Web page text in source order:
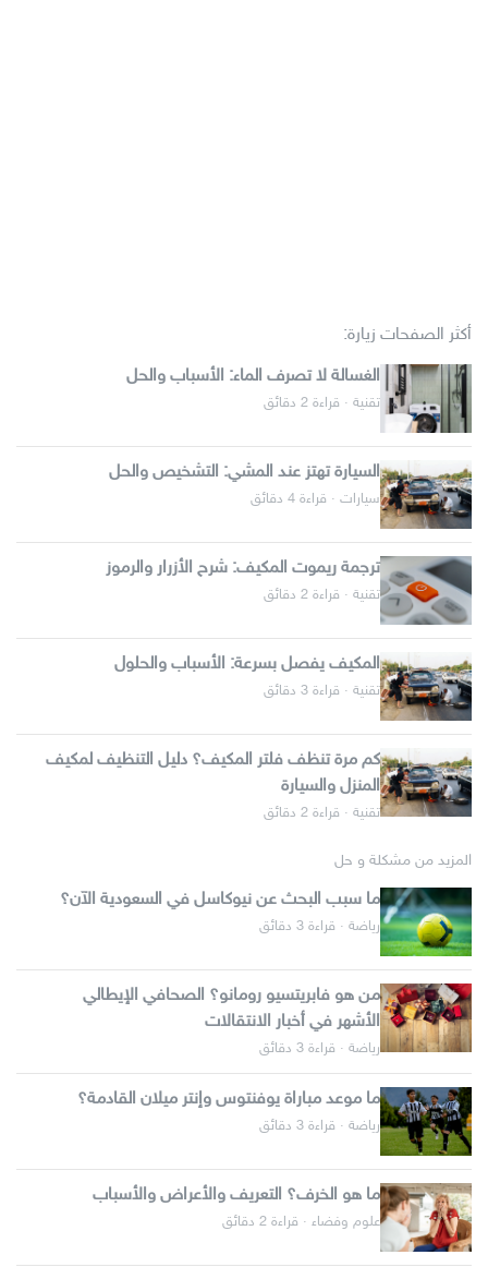
أكثر الصفحات زيارة:
الغسالة لا تصرف الماء: الأسباب والحل
تقنية · قراءة 2 دقائق
السيارة تهتز عند المشي: التشخيص والحل
سيارات · قراءة 4 دقائق
ترجمة ريموت المكيف: شرح الأزرار والرموز
تقنية · قراءة 2 دقائق
المكيف يفصل بسرعة: الأسباب والحلول
تقنية · قراءة 3 دقائق
كم مرة تنظف فلتر المكيف؟ دليل التنظيف لمكيف
المنزل والسيارة
تقنية · قراءة 2 دقائق
المزيد من مشكلة و حل
ما سبب البحث عن نيوكاسل في السعودية الآن؟
رياضة · قراءة 3 دقائق
من هو فابريتسيو رومانو؟ الصحافي الإيطالي
الأشهر في أخبار الانتقالات
رياضة · قراءة 3 دقائق
ما موعد مباراة يوفنتوس وإنتر ميلان القادمة؟
رياضة · قراءة 3 دقائق
ما هو الخرف؟ التعريف والأعراض والأسباب
علوم وفضاء · قراءة 2 دقائق